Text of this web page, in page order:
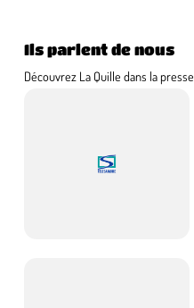
Ils parlent de nous
Découvrez La Quille dans la presse